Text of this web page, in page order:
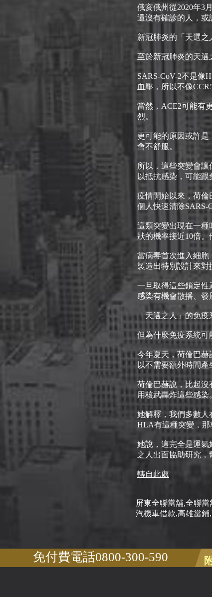
俄亥俄州從2020年3
還沒有確診的人，或
新冠肺炎的「天選之
至於新冠肺炎的天選
SARS-CoV-2不是像
血壓，所以不像
當然，ACE2可能有
烈。
更可能的原因或許是
會不舒服。
所以，這些突變會
以抵抗感染，可能跟
疫情開始以來，荷倫
個人快速清除SARS-
這類突變出現在一
狀的機率接近10倍。
當病毒首次進入細
製造出特別設計來對
一旦取得這些鎖定性
感染有機會散播、發
「天選之人」的免疫
但為什麼免疫系統可
今年夏天，荷倫巴赫
以不需要額外時間
荷倫巴赫說，比起
用核武轟炸這些感染
她解釋，我們多數
HLA有這種突變，那
她說，這完全是運氣
之人出面協助研究，
轉自此處
屏東全聯當舖,全聯
汽機車借款,高雄當
免付費電話0800-300-590